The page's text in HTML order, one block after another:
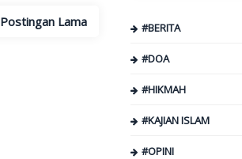
Postingan Lama #BERITA
#DOA
#HIKMAH
#KAJIAN ISLAM
#OPINI